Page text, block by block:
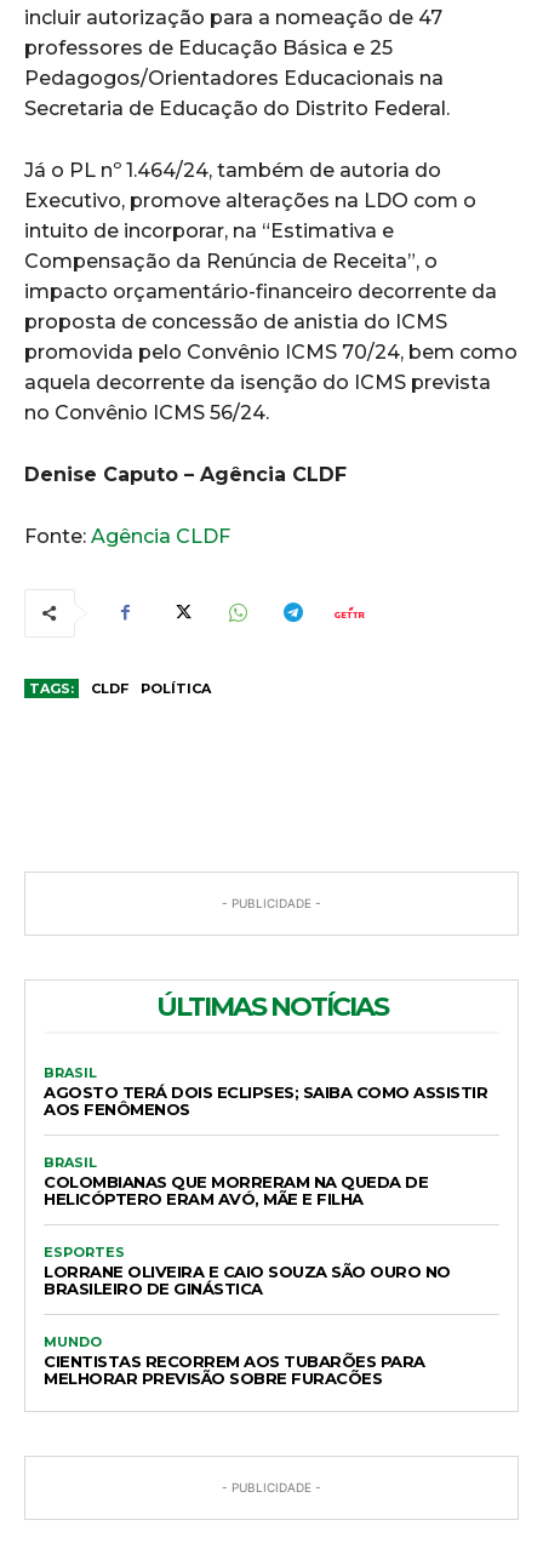
incluir autorização para a nomeação de 47
professores de Educação Básica e 25
Pedagogos/Orientadores Educacionais na
Secretaria de Educação do Distrito Federal.
Já o PL nº 1.464/24, também de autoria do
Executivo, promove alterações na LDO com o
intuito de incorporar, na “Estimativa e
Compensação da Renúncia de Receita”, o
impacto orçamentário-financeiro decorrente da
proposta de concessão de anistia do ICMS
promovida pelo Convênio ICMS 70/24, bem como
aquela decorrente da isenção do ICMS prevista
no Convênio ICMS 56/24.
Denise Caputo – Agência CLDF
Fonte: Agência CLDF
TAGS: CLDF POLÍTICA
- PUBLICIDADE -
ÚLTIMAS NOTÍCIAS
BRASIL
AGOSTO TERÁ DOIS ECLIPSES; SAIBA COMO ASSISTIR
AOS FENÔMENOS
BRASIL
COLOMBIANAS QUE MORRERAM NA QUEDA DE
HELICÓPTERO ERAM AVÓ, MÃE E FILHA
ESPORTES
LORRANE OLIVEIRA E CAIO SOUZA SÃO OURO NO
BRASILEIRO DE GINÁSTICA
MUNDO
CIENTISTAS RECORREM AOS TUBARÕES PARA
MELHORAR PREVISÃO SOBRE FURACÕES
- PUBLICIDADE -